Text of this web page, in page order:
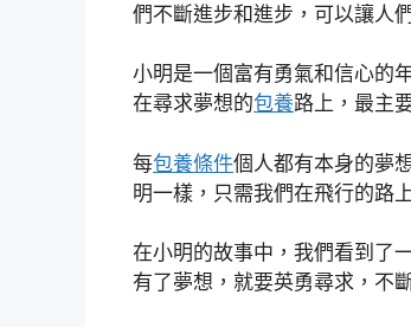
們不斷進步和進步，可以讓人
小明是一個富有勇氣和信心的
在尋求夢想的包養路上，最主
每包養條件個人都有本身的夢
明一樣，只需我們在飛行的路
在小明的故事中，我們看到了
有了夢想，就要英勇尋求，不